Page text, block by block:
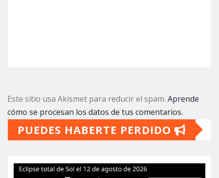
Este sitio usa Akismet para reducir el spam. Aprende
cómo se procesan los datos de tus comentarios.
PUEDES HABERTE PERDIDO